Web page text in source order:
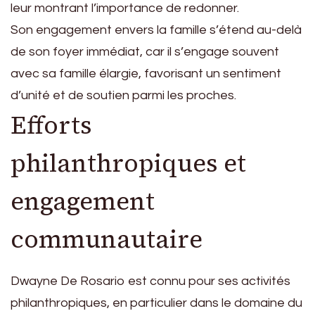
leur montrant l’importance de redonner.
Son engagement envers la famille s’étend au-delà
de son foyer immédiat, car il s’engage souvent
avec sa famille élargie, favorisant un sentiment
d’unité et de soutien parmi les proches.
Efforts
philanthropiques et
engagement
communautaire
Dwayne De Rosario est connu pour ses activités
philanthropiques, en particulier dans le domaine du